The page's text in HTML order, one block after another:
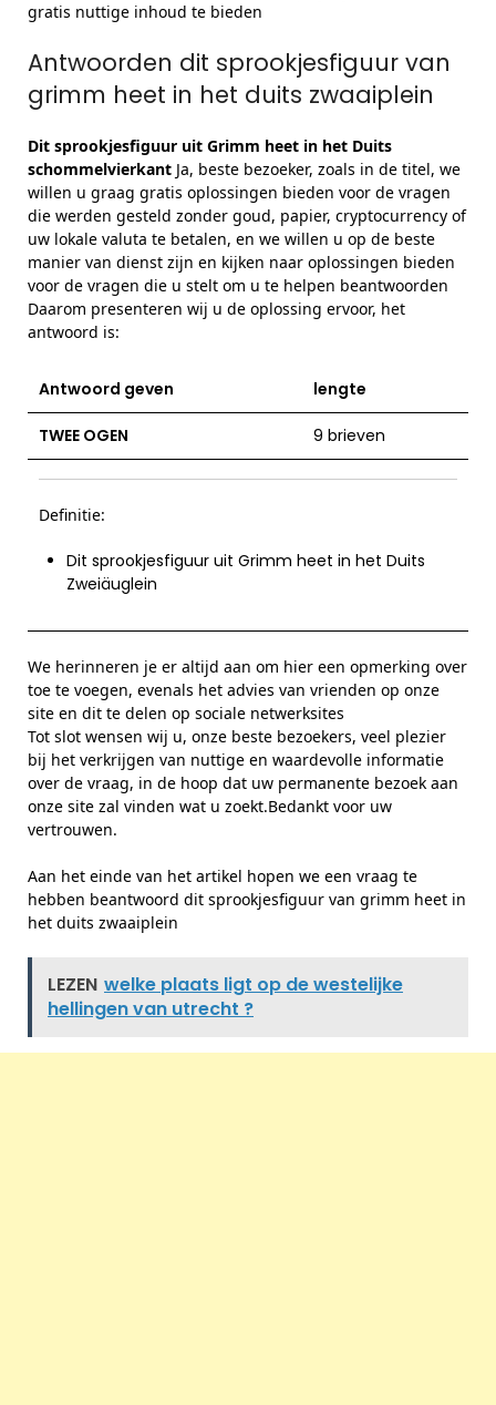
gratis nuttige inhoud te bieden
Antwoorden dit sprookjesfiguur van
grimm heet in het duits zwaaiplein
Dit sprookjesfiguur uit Grimm heet in het Duits
schommelvierkant Ja, beste bezoeker, zoals in de titel, we
willen u graag gratis oplossingen bieden voor de vragen
die werden gesteld zonder goud, papier, cryptocurrency of
uw lokale valuta te betalen, en we willen u op de beste
manier van dienst zijn en kijken naar oplossingen bieden
voor de vragen die u stelt om u te helpen beantwoorden
Daarom presenteren wij u de oplossing ervoor, het
antwoord is:
Antwoord geven lengte
TWEE OGEN 9 brieven
Definitie:
Dit sprookjesfiguur uit Grimm heet in het Duits
Zweiäuglein
We herinneren je er altijd aan om hier een opmerking over
toe te voegen, evenals het advies van vrienden op onze
site en dit te delen op sociale netwerksites
Tot slot wensen wij u, onze beste bezoekers, veel plezier
bij het verkrijgen van nuttige en waardevolle informatie
over de vraag, in de hoop dat uw permanente bezoek aan
onze site zal vinden wat u zoekt.Bedankt voor uw
vertrouwen.
Aan het einde van het artikel hopen we een vraag te
hebben beantwoord dit sprookjesfiguur van grimm heet in
het duits zwaaiplein
LEZEN welke plaats ligt op de westelijke
hellingen van utrecht ?